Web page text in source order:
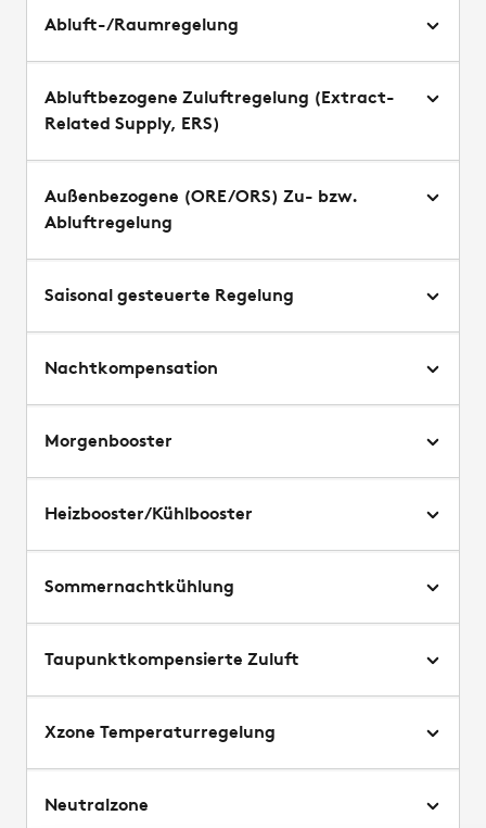
Abluft-/Raumregelung
Abluftbezogene Zuluftregelung (Extract-
Related Supply, ERS)
Außenbezogene (ORE/ORS) Zu- bzw.
Abluftregelung
Saisonal gesteuerte Regelung
Nachtkompensation
Morgenbooster
Heizbooster/Kühlbooster
Sommernachtkühlung
Taupunktkompensierte Zuluft
Xzone Temperaturregelung
Neutralzone